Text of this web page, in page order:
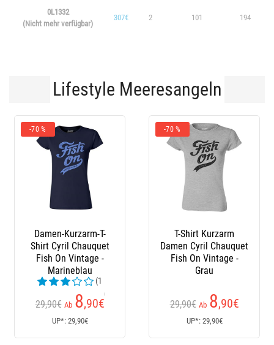
0L1332
(Nicht mehr verfügbar)
307€ 2 101 194
Lifestyle Meeresangeln
Damen-Kurzarm-T-
Cyril Chauquet
Fish On Vintage -
Marineblau
(1
Ab 8,90€
UP*: 29,90€
T-Shirt Kurzarm
Damen Cyril Chauquet
Fish On Vintage -
Ab 8,90€
UP*: 29,90€